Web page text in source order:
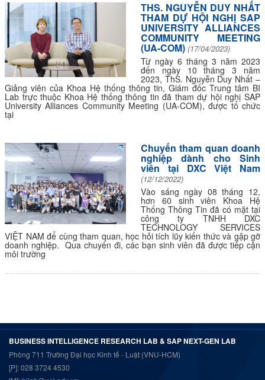
THS. NGUYỄN DUY NHẤT
THAM DỰ HỘI NGHỊ SAP
UNIVERSITY ALLIANCES
COMMUNITY MEETING
(UA-COM) (17/04/2023)
Từ ngày 6 tháng 3 năm 2023
đến ngày 10 tháng 3 năm
2023, ThS. Nguyễn Duy Nhất –
Giảng viên của Khoa Hệ thống thông tin, Giám đốc Trung tâm BI
Lab trực thuộc Khoa Hệ thống thông tin đã tham dự hội nghị SAP
University Alliances Community Meeting (UA-COM), được tổ chức
tại
Chuyến tham quan doanh
nghiệp dành cho Sinh
viên tại DXC Việt Nam
(12/12/2022)
Vào sáng ngày 08 tháng 12,
hơn 60 sinh viên Khoa Hệ
Thống Thông Tin đã có mặt tại
công ty TNHH DXC
TECHNOLOGY SERVICES
VIỆT NAM để cùng tham quan, học hỏi tích lũy kiến thức và gặp gỡ
doanh nghiệp. Qua chuyến đi, các bạn sinh viên đã được tiếp cận
môi trường
BUSINESS INTELLIGENCE RESEARCH LAB & SAP NEXT-GEN LAB
Phòng 711 Trường Đại học Kinh tế - Luật (VNU-HCM)
[P]: 028 3724 4530